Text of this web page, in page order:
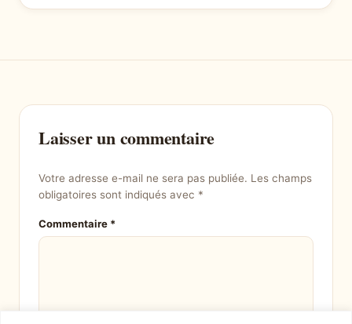
Laisser un commentaire
Votre adresse e-mail ne sera pas publiée. Les champs
obligatoires sont indiqués avec *
Commentaire *